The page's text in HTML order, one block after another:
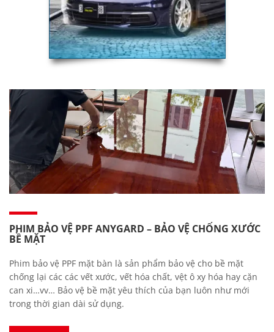
PHIM BẢO VỆ PPF ANYGARD – BẢO VỆ CHỐNG XƯỚC
BỀ MẶT
Phim bảo vệ PPF mặt bàn là sản phẩm bảo vệ cho bề mặt
chống lại các các vết xước, vết hóa chất, vệt ô xy hóa hay cặn
can xi…vv… Bảo vệ bề mặt yêu thích của bạn luôn như mới
trong thời gian dài sử dụng.